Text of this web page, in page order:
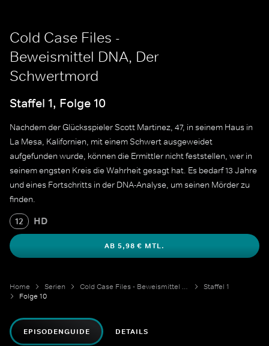
Cold Case Files -
Beweismittel DNA, Der
Schwertmord
Staffel 1, Folge 10
Nachdem der Glücksspieler Scott Martinez, 47, in seinem Haus in
La Mesa, Kalifornien, mit einem Schwert ausgeweidet
aufgefunden wurde, können die Ermittler nicht feststellen, wer in
seinem engsten Kreis die Wahrheit gesagt hat. Es bedarf 13 Jahre
und eines Fortschritts in der DNA-Analyse, um seinen Mörder zu
finden.
12 HD
AB 5,98 € MTL.
Home Serien Cold Case Files - Beweismittel DNA
Staffel 1
Folge 10
EPISODENGUIDE DETAILS